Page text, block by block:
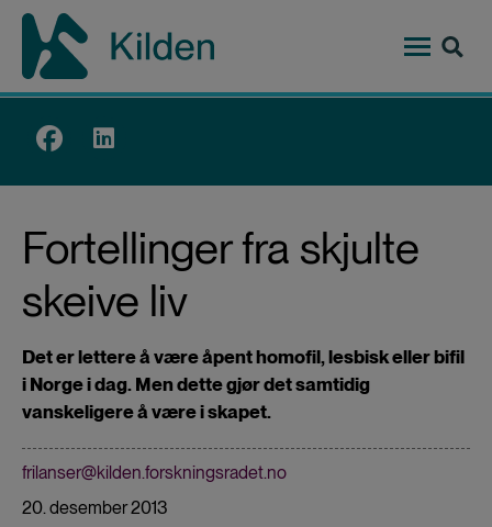
Hopp
hovedinnhold
Top
Fortellinger fra skjulte
skeive liv
Det er lettere å være åpent homofil, lesbisk eller bifil
i Norge i dag. Men dette gjør det samtidig
vanskeligere å være i skapet.
frilanser@kilden.forskningsradet.no
20. desember 2013